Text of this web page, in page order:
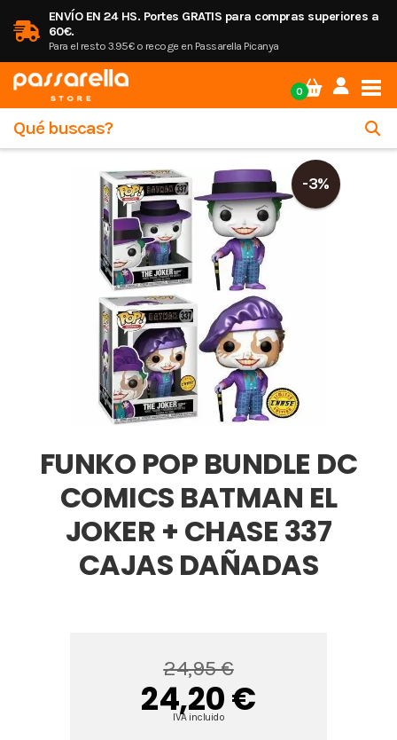
ENVÍO EN 24 HS. Portes GRATIS para compras superiores a
60€.
Para el resto 3.95€ o recoge en Passarella Picanya
0
-3%
FUNKO POP BUNDLE DC
COMICS BATMAN EL
JOKER + CHASE 337
CAJAS DAÑADAS
24,95 €
24,20 €
IVA incluido